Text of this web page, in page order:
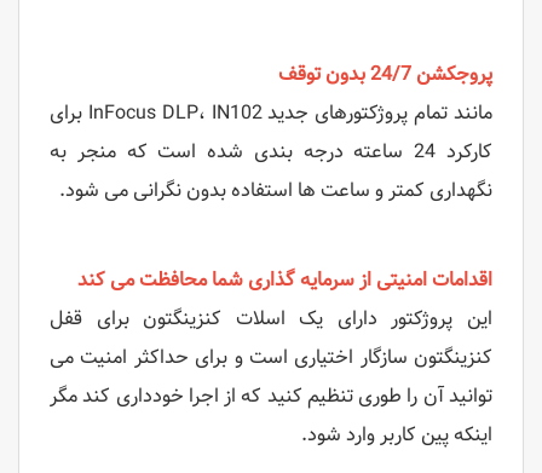
پروجکشن 24/7 بدون توقف
مانند تمام پروژکتورهای جدید InFocus DLP، IN102 برای
کارکرد 24 ساعته درجه بندی شده است که منجر به
نگهداری کمتر و ساعت ها استفاده بدون نگرانی می شود.
اقدامات امنیتی از سرمایه گذاری شما محافظت می کند
این پروژکتور دارای یک اسلات کنزینگتون برای قفل
کنزینگتون سازگار اختیاری است و برای حداکثر امنیت می
توانید آن را طوری تنظیم کنید که از اجرا خودداری کند مگر
اینکه پین ​​کاربر وارد شود.